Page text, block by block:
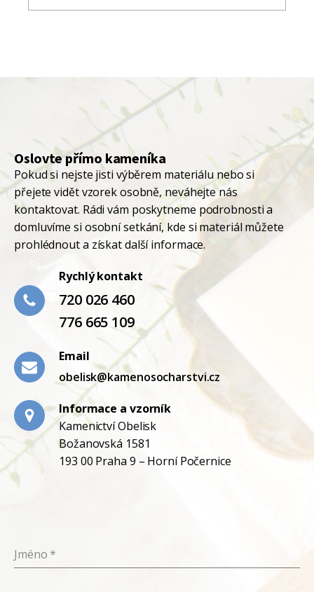
Oslovte přímo kameníka
Pokud si nejste jisti výběrem materiálu nebo si
přejete vidět vzorek osobně, neváhejte nás
kontaktovat. Rádi vám poskytneme podrobnosti a
domluvíme si osobní setkání, kde si materiál můžete
prohlédnout a získat další informace.
Rychlý kontakt
720 026 460
776 665 109
Email
obelisk@kamenosocharstvi.cz
Informace a vzorník
Kamenictví Obelisk
Božanovská 1581
193 00 Praha 9 – Horní Počernice
Jméno *